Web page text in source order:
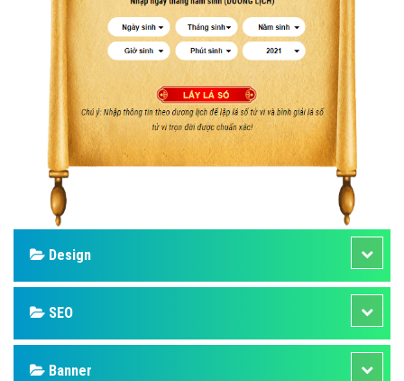
Design
SEO
Banner